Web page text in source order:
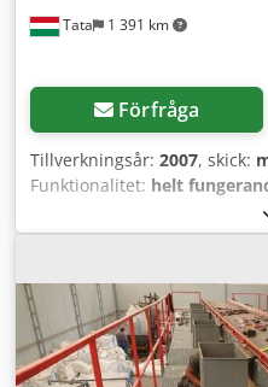
Tata 1 391 km
Förfråga
Tillverkningsår: 2007, skick:
Funktionalitet: helt
bandseparator IFE MEL
mm Tillverkningsår: 2007
Magneteffekt: 7,55 kW
Drivmotoreffekt: 4 kW
3x400 V Dcedpfx Abspcf
Cylinderdiameter: 500 mm
band samt maskinens